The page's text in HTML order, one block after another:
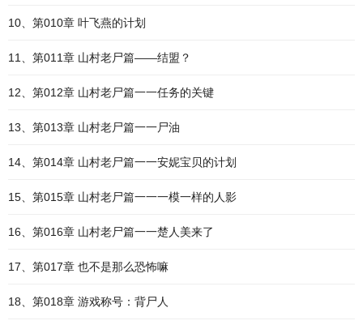
10、第010章 叶飞燕的计划
11、第011章 山村老尸篇——结盟？
12、第012章 山村老尸篇一一任务的关键
13、第013章 山村老尸篇一一尸油
14、第014章 山村老尸篇一一安妮宝贝的计划
15、第015章 山村老尸篇一一一模一样的人影
16、第016章 山村老尸篇一一楚人美来了
17、第017章 也不是那么恐怖嘛
18、第018章 游戏称号：背尸人